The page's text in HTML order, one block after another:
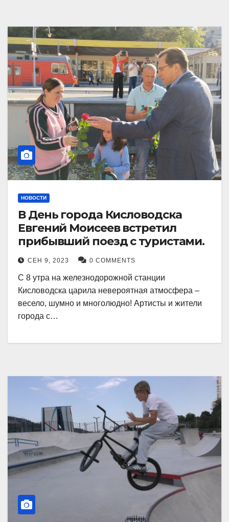
НОВОСТИ
В День города Кисловодска
Евгений Моисеев встретил
прибывший поезд с туристами.
СЕН 9, 2023 0 COMMENTS
С 8 утра на железнодорожной станции
Кисловодска царила невероятная атмосфера –
весело, шумно и многолюдно! Артисты и жители
города с…